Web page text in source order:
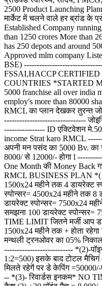
2500 Product Launching
मार्केट में चलने वाले हर ब्रांड के
Established Company
than 1250 crores More than
has 250 depots and around
Approved mlm company
BSE)
FSSAI,HACCP
COUNTRIES *STARTED
5000 franchise all over india
employ's more than 80000
RMCL का प्लान देखकर तुरन्त
--------------------------------
---------------- ID एक्टिवेशन
income Strat karo RMCL
अपनी मन पसंद का 5000 Bv.
8000/ से 12000/- होगा l
One Month की Money Back
RMCL BUSINESS PLAN
1500x24 महीने तक 4 डायरेक्ट
स्पोन्सर= 4500x24 महीने तक 8
डायरेक्ट स्पोन्सर= 7500x24
समझना 100 डायरेक्ट स्पोन्सर=
TIME LIMIT जितने मर्जी आप
1500x24 महीने तक + होता
मन्थली ट्रनओवर का 05%
--------------------------- *(2)-
1:2=500) इसके बाद टोटल
मिलते रहेगें पर डे केपिंग
-- *(3)- रिवार्डस इनकम* NO